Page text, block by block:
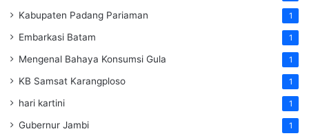
Kabupaten Padang Pariaman 1
Embarkasi Batam 1
Mengenal Bahaya Konsumsi Gula 1
KB Samsat Karangploso 1
hari kartini 1
Gubernur Jambi 1